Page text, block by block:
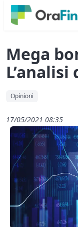
Mega
Opinioni
17/05/2021 08:35